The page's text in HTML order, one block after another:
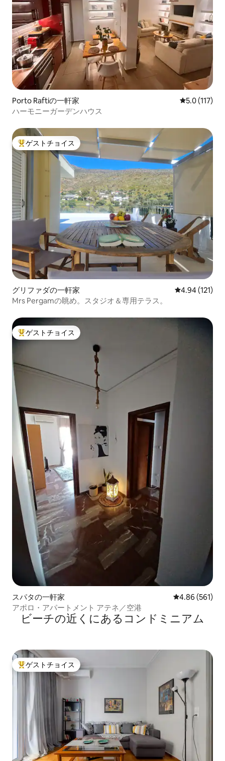
Porto Raftiの一軒家 レビュー117
5.0 (117)
ハーモニーガーデンハウス
大好評のゲストチョイスです。
ゲストチョイス
グリファダの一軒家 レビュー121
4.94 (121)
Mrs Pergamの眺め。スタジオ＆専用テラス。
大好評のゲストチョイスです。
ゲストチョイス
スパタの一軒家 レビュー561
4.86 (561)
アポロ・アパートメント アテネ／空港
ビーチの近くにあるコンドミニアム
大好評のゲストチョイスです。
ゲストチョイス